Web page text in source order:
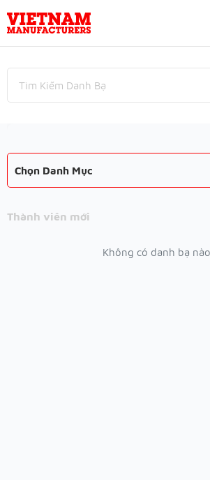
Chọn Danh Mục
Thành viên mới
Không có danh bạ nào